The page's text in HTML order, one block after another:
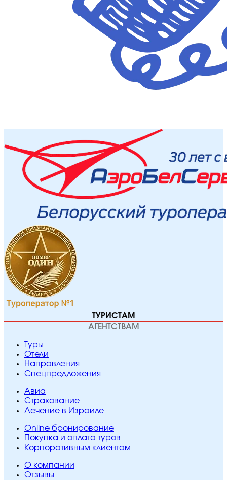
ТУРИСТАМ
АГЕНТСТВАМ
Туры
Отели
Направления
Спецпредложения
Авиа
Страхование
Лечение в Израиле
Online бронирование
Покупка и оплата туров
Корпоративным клиентам
O компании
Отзывы